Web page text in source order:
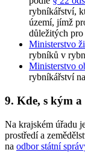
rybníkářství,
území, jímž
důležitých pro
Ministerstvo
rybníků v
Ministerstvo
rybníkářství
9. Kde, s kým
Na krajském úřadu
prostředí a
na odbor státní